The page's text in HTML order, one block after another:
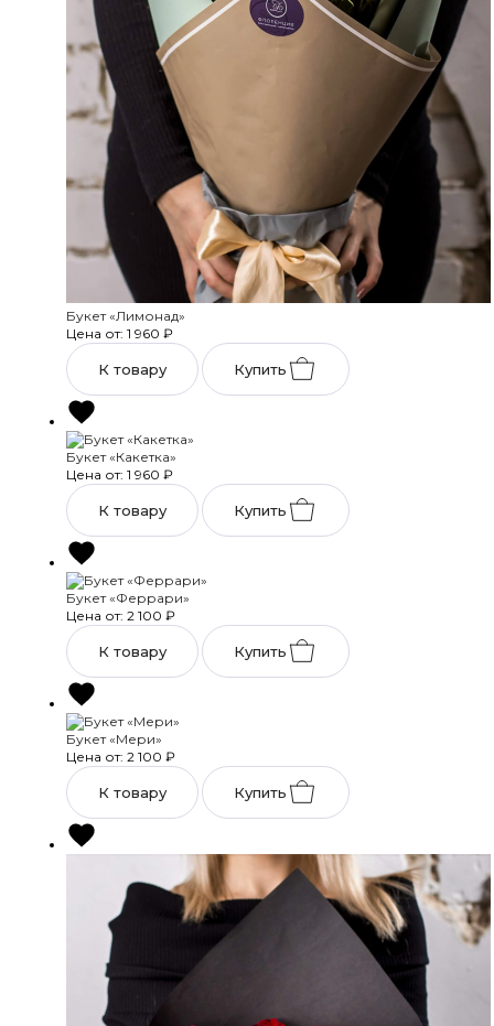
Букет «Лимонад»
Цена от: 1 960 ₽
К товару Купить
Букет «Какетка»
Цена от: 1 960 ₽
К товару Купить
Букет «Феррари»
Цена от: 2 100 ₽
К товару Купить
Букет «Мери»
Цена от: 2 100 ₽
К товару Купить